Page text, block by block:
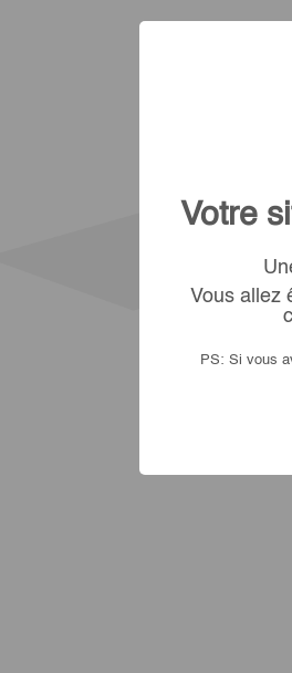
Votre
Vous allez
PS: Si vous